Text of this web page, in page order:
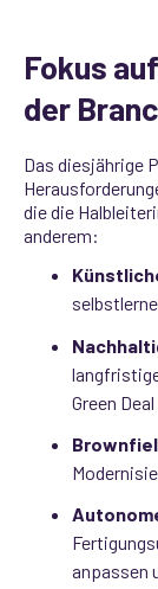
Fokus
der
Das diesjährige
die die
anderem:
Green Deal
anpassen